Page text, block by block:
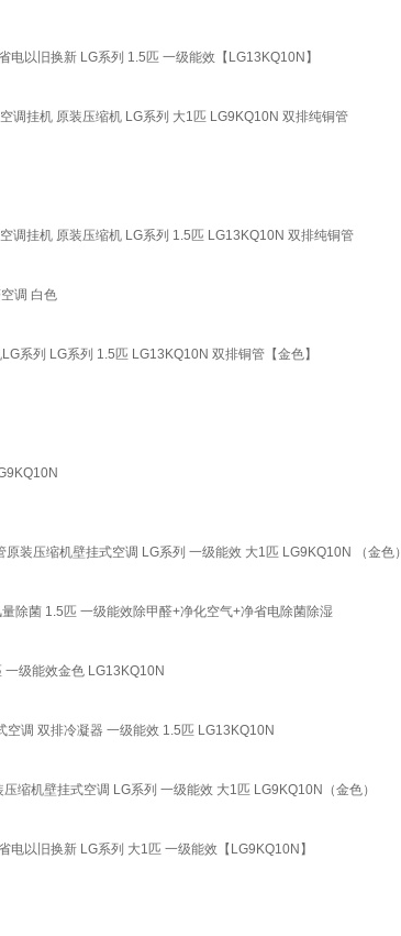
以旧换新 LG系列 1.5匹 一级能效【LG13KQ10N】
调挂机 原装压缩机 LG系列 大1匹 LG9KQ10N 双排纯铜管
调挂机 原装压缩机 LG系列 1.5匹 LG13KQ10N 双排纯铜管
调 白色
系列 LG系列 1.5匹 LG13KQ10N 双排铜管【金色】
装压缩机壁挂式空调 LG系列 一级能效 大1匹 LG9KQ10N （金色）
除菌 1.5匹 一级能效除甲醛+净化空气+净省电除菌除湿
级能效金色 LG13KQ10N
调 双排冷凝器 一级能效 1.5匹 LG13KQ10N
缩机壁挂式空调 LG系列 一级能效 大1匹 LG9KQ10N（金色）
以旧换新 LG系列 大1匹 一级能效【LG9KQ10N】